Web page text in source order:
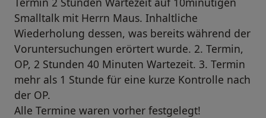
Smalltalk mit Herrn Maus. Inhaltliche
Wiederholung dessen, was bereits während der
Voruntersuchungen erörtert wurde. 2. Termin,
OP, 2 Stunden 40 Minuten Wartezeit. 3. Termin
mehr als 1 Stunde für eine kurze Kontrolle nach
der OP.
Alle Termine waren vorher festgelegt!